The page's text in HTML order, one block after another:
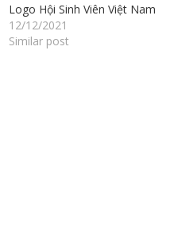
Logo Hội Sinh Viên Việt Nam
12/12/2021
Similar post